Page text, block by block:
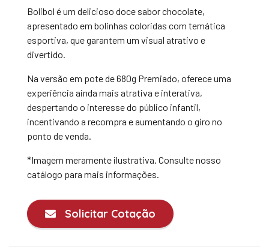
Bolibol é um delicioso doce sabor chocolate,
apresentado em bolinhas coloridas com temática
esportiva, que garantem um visual atrativo e
divertido.
Na versão em pote de 680g Premiado, oferece uma
experiência ainda mais atrativa e interativa,
despertando o interesse do público infantil,
incentivando a recompra e aumentando o giro no
ponto de venda.
*Imagem meramente ilustrativa. Consulte nosso
catálogo para mais informações.
Solicitar Cotação